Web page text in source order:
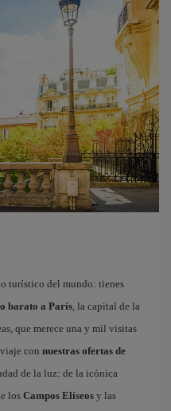
turístico del mundo: tienes
barato a París, la capital de la
que merece una y mil visitas
con nuestras ofertas de
de la luz: de la icónica
los Campos Elíseos y las